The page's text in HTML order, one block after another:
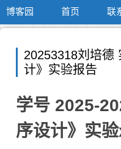
博客园 首页 联
20253318刘培德
计》实验报告
学号 2025-
序设计》实